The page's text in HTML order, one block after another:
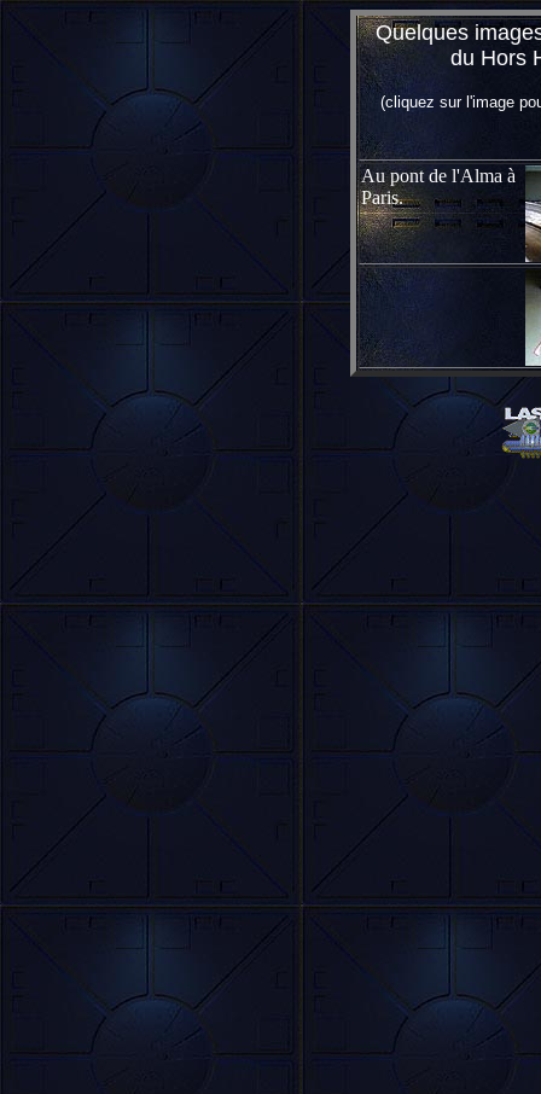
Quelques
du Hors
(cliquez sur l'image
Au pont de l'Alma à
Paris.